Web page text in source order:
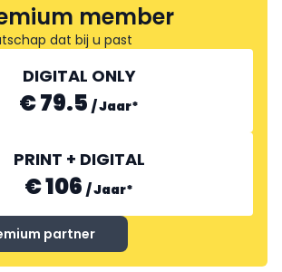
member
dat bij u past
DIGITAL ONLY
€ 79.5 /Jaar*
PRINT + DIGITAL
€ 106 /Jaar*
partner